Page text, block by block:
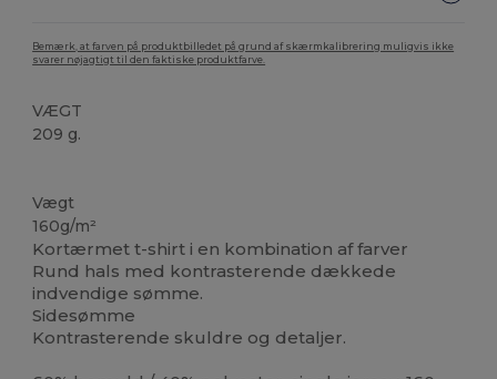
Bemærk, at farven på produktbilledet på grund af skærmkalibrering muligvis ikke
svarer nøjagtigt til den faktiske produktfarve.
VÆGT
209 g.
Vægt
160g/m²
Kortærmet t-shirt i en kombination af farver
Rund hals med kontrasterende dækkede
indvendige sømme.
Sidesømme
Kontrasterende skuldre og detaljer.